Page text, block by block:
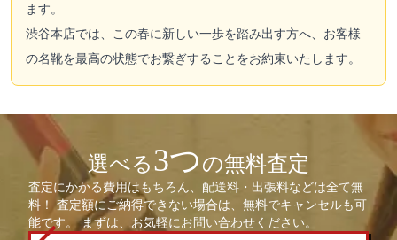
ます。
渋谷本店では、この春に新しい一歩を踏み出す方へ、お客様
の名靴を最高の状態でお繋ぎすることをお約束いたします。
選べる3つの無料査定
査定にかかる費用はもちろん、配送料・出張料などは全て無
料！ 査定額にご納得できない場合は、無料でキャンセルも可
能です。 まずは、お気軽にお問い合わせください。